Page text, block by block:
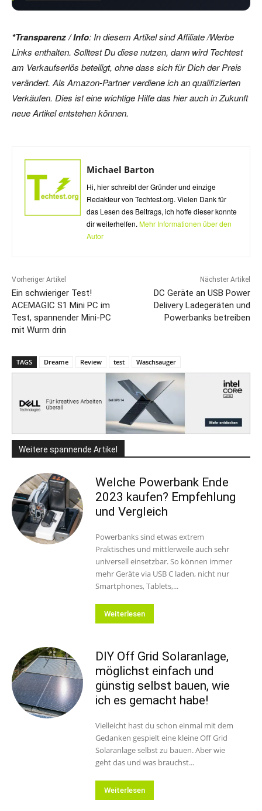
*Transparenz / Info: In diesem Artikel sind Affiliate /Werbe
Links enthalten. Solltest Du diese nutzen, dann wird Techtest
am Verkaufserlös beteiligt, ohne dass sich für Dich der Preis
verändert. Als Amazon-Partner verdiene ich an qualifizierten
Verkäufen. Dies ist eine wichtige Hilfe das hier auch in Zukunft
neue Artikel entstehen können.
Michael Barton
Hi, hier schreibt der Gründer und einzige
Redakteur von Techtest.org. Vielen Dank für
das Lesen des Beitrags, ich hoffe dieser konnte
dir weiterhelfen. Mehr Informationen über den
Autor
Vorheriger Artikel
Ein schwieriger Test!
ACEMAGIC S1 Mini PC im
Test, spannender Mini-PC
mit Wurm drin
Nächster Artikel
DC Geräte an USB Power
Delivery Ladegeräten und
Powerbanks betreiben
TAGS Dreame Review test Waschsauger
Weitere spannende Artikel
Welche Powerbank Ende
2023 kaufen? Empfehlung
und Vergleich
Powerbanks sind etwas extrem
Praktisches und mittlerweile auch sehr
universell einsetzbar. So können immer
mehr Geräte via USB C laden, nicht nur
Smartphones, Tablets,...
Weiterlesen
DIY Off Grid Solaranlage,
möglichst einfach und
günstig selbst bauen, wie
ich es gemacht habe!
Vielleicht hast du schon einmal mit dem
Gedanken gespielt eine kleine Off Grid
Solaranlage selbst zu bauen. Aber wie
geht das und was brauchst...
Weiterlesen